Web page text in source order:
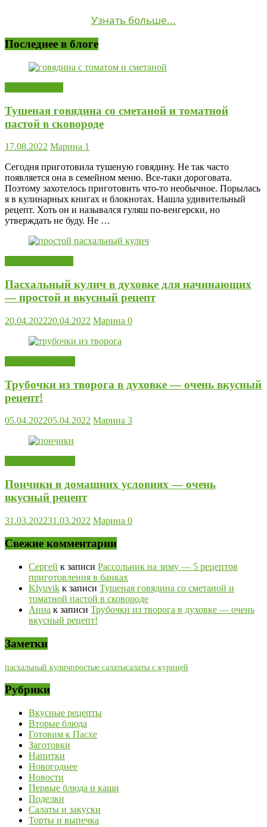
Узнать больше...
Последнее в блоге
Тушеная говядина со сметаной и томатной
пастой в сковороде
17.08.2022 Марина 1
Сегодня приготовила тушеную говядину. Не так часто
появляется она в семейном меню. Все-таки дороговата.
Поэтому захотелось приготовить что-то необычное. Порылась
я в кулинарных книгах и блокнотах. Нашла удивительный
рецепт. Хоть он и назывался гуляш по-венгерски, но
утверждать не буду. Не …
Пасхальный кулич в духовке для начинающих
— простой и вкусный рецепт
20.04.202220.04.2022 Марина 0
Трубочки из творога в духовке — очень вкусный
рецепт!
05.04.202205.04.2022 Марина 3
Пончики в домашних условиях — очень
вкусный рецепт
31.03.202231.03.2022 Марина 0
Свежие комментарии
Сергей к записи Рассольник на зиму — 5 рецептов
приготовления в банках
Klyuvik к записи Тушеная говядина со сметаной и
томатной пастой в сковороде
Анна к записи Трубочки из творога в духовке — очень
вкусный рецепт!
Заметки
пасхальный куличпростые салатысалаты с курицей
Рубрики
Вкусные рецепты
Вторые блюда
Готовим к Пасхе
Заготовки
Напитки
Новогоднее
Новости
Первые блюда и каши
Поделки
Салаты и закуски
Торты и выпечка